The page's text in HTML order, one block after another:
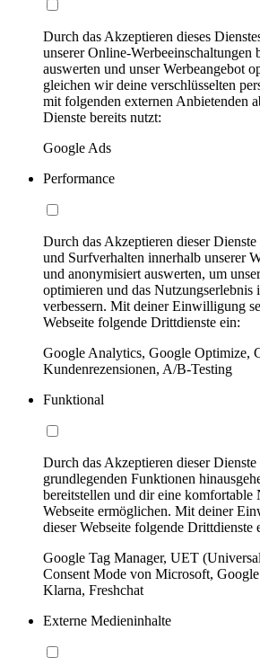
Durch das Akzeptieren dieses
unserer Online-Werbeeinschaltungen
auswerten und unser Werbeangebot
gleichen wir deine verschlüsselten
mit folgenden externen Anbietenden
Dienste bereits nutzt:
Google Ads
Performance
Durch das Akzeptieren dieser
und Surfverhalten innerhalb unserer
und anonymisiert auswerten, um
optimieren und das Nutzungserlebnis
verbessern. Mit deiner Einwilligung
Webseite folgende Drittdienste ein:
Google Analytics, Google Optimize,
Kundenrezensionen, A/B-Testing
Funktional
Durch das Akzeptieren dieser
grundlegenden Funktionen
bereitstellen und dir eine komfortable
Webseite ermöglichen. Mit deiner
dieser Webseite folgende Drittdienste
Google Tag Manager, UET
Consent Mode von Microsoft,
Klarna, Freshchat
Externe Medieninhalte